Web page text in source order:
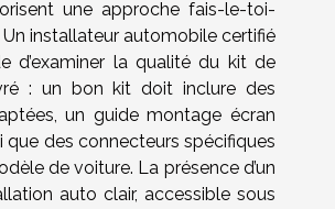
une approche fais-le-toi-
installateur automobile certifié
d’examiner la qualité du kit de
: un bon kit doit inclure des
un guide montage écran
que des connecteurs spécifiques
de voiture. La présence d’un
auto clair, accessible sous